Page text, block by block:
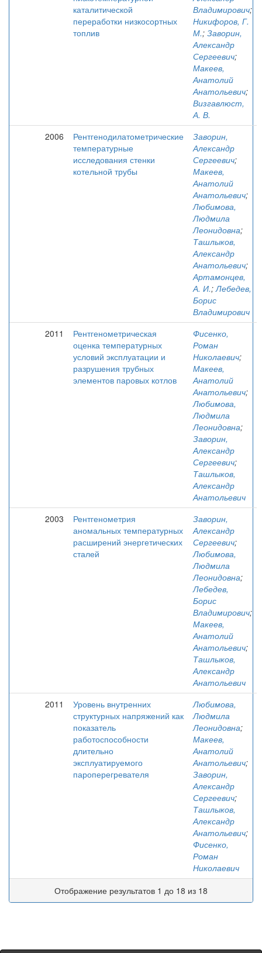
каталитической
переработки низкосортных
топлив
Владимирович;
Никифоров, Г.
М.; Заворин,
Александр
Сергеевич;
Макеев,
Анатолий
Анатольевич;
Визгавлюст,
А. В.
2006
Рентгенодилатометрические
температурные
исследования стенки
котельной трубы
Заворин,
Александр
Сергеевич;
Макеев,
Анатолий
Анатольевич;
Любимова,
Людмила
Леонидовна;
Ташлыков,
Александр
Анатольевич;
Артамонцев,
А. И.;Лебедев,
Борис
Владимирович
2011
Рентгенометрическая
оценка температурных
условий эксплуатации и
разрушения трубных
элементов паровых котлов
Фисенко,
Роман
Николаевич;
Макеев,
Анатолий
Анатольевич;
Любимова,
Людмила
Леонидовна;
Заворин,
Александр
Сергеевич;
Ташлыков,
Александр
Анатольевич
2003
Рентгенометрия
аномальных температурных
расширений энергетических
сталей
Заворин,
Александр
Сергеевич;
Любимова,
Людмила
Леонидовна;
Лебедев,
Борис
Владимирович;
Макеев,
Анатолий
Анатольевич;
Ташлыков,
Александр
Анатольевич
2011
Уровень внутренних
структурных напряжений как
показатель
работоспособности
длительно
эксплуатируемого
пароперегревателя
Любимова,
Людмила
Леонидовна;
Макеев,
Анатолий
Анатольевич;
Заворин,
Александр
Сергеевич;
Ташлыков,
Александр
Анатольевич;
Фисенко,
Роман
Николаевич
Отображение результатов 1 до 18 из 18